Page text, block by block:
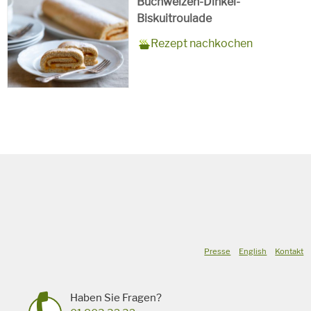
Biskuitroulade
Backzeit
für
Schlagworte
Süßspeise,vegetarisch
Rezept nachkochen
Presse English Kontakt
Haben Sie Fragen?